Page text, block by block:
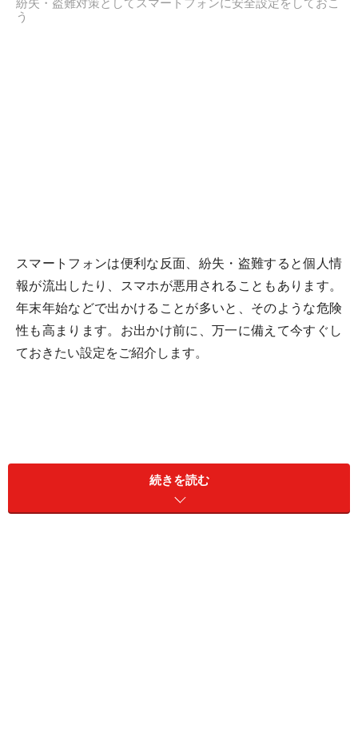
紛失・盗難対策としてスマートフォンに安全設定をしておこ
う
スマートフォンは便利な反面、紛失・盗難すると個人情
報が流出したり、スマホが悪用されることもあります。
年末年始などで出かけることが多いと、そのような危険
性も高まります。お出かけ前に、万一に備えて今すぐし
ておきたい設定をご紹介します。
画面ロック・SIMカードロック・アプリロ
まず、どの端末でも共通する設定についてご紹介しま
続きを読む